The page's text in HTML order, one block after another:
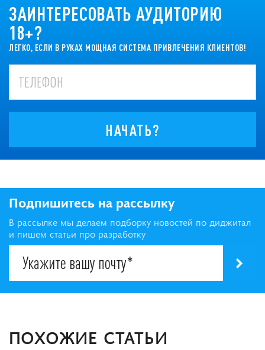
ЗАИНТЕРЕСОВАТЬ АУДИТОРИЮ
18+?
ЛЕГКО, ЕСЛИ В РУКАХ МОЩНАЯ СИСТЕМА ПРИВЛЕЧЕНИЯ КЛИЕНТОВ!
НАЧАТЬ?
Подпишитесь на рассылку
В рассылке мы делаем подборку новостей по диджитал
и пишем статьи про разработку
ПОХОЖИЕ СТАТЬИ